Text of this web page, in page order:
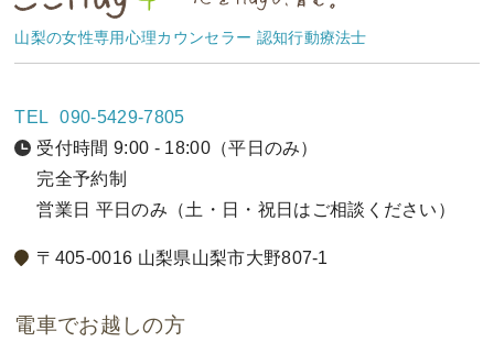
山梨の女性専用心理カウンセラー 認知行動療法士
TEL
090-5429-7805
受付時間 9:00 - 18:00（平日のみ）
完全予約制
営業日 平日のみ（土・日・祝日はご相談ください）
〒405-0016 山梨県山梨市大野807-1
電車でお越しの方